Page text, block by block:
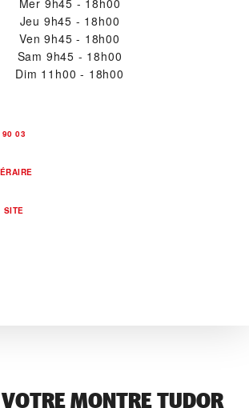
Mer 9h45 - 18h00
Jeu 9h45 - 18h00
Ven 9h45 - 18h00
Sam 9h45 - 18h00
Dim 11h00 - 18h00
03
SITE
MONTRE TUDOR